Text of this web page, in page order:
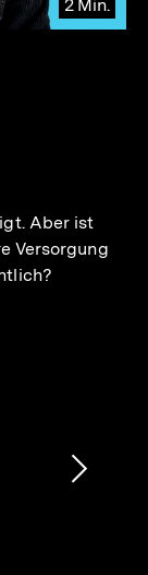
2 Min.
Aber ist
Versorgung